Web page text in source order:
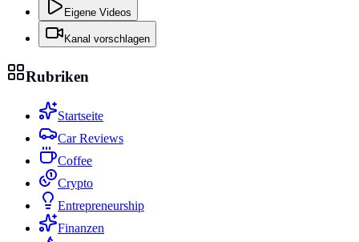
Eigene Videos
Kanal vorschlagen
Rubriken
Startseite
Car Reviews
Coffee
Crypto
Entrepreneurship
Finanzen